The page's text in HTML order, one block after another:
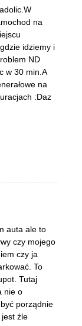
na
idziemy i
ND
w 30 min.A
na
:Daz
auta ale to
czy mojego
czy ja
To
Tutaj
nie o
porządnie
źle